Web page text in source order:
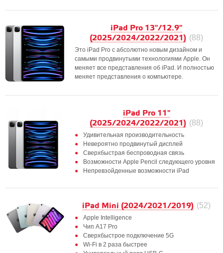
iPad Pro 13"/12.9"
(2025/2024/2022/2021) (88)
Это iPad Pro с абсолютно новым дизайном и
самыми продвинутыми технологиями Apple. Он
меняет все представления об iPad. И полностью
меняет представления о компьютере.
iPad Pro 11"
(2025/2024/2022/2021) (88)
Удивительная производительность
Невероятно продвинутый дисплей
Сверхбыстрая беспроводная связь
Возможности Apple Pencil следующего уровня
Непревзойденные возможности iPad
iPad Mini (2024/2021/2019) (52)
Apple Intelligence
Чип A17 Pro
Сверхбыстрое подключение 5G
Wi-Fi в 2 раза быстрее